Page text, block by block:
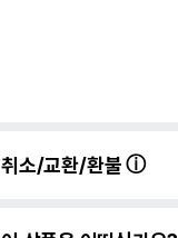
취소/교환/환불